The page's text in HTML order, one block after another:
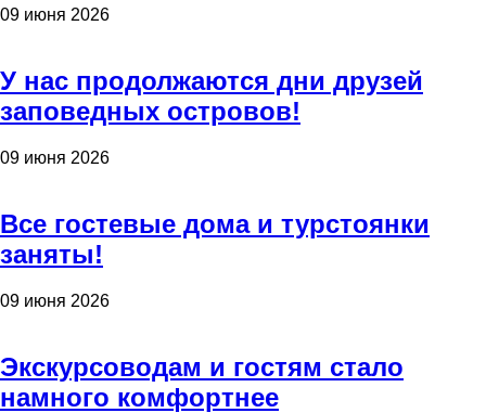
09 июня 2026
У нас продолжаются дни друзей
заповедных островов!
09 июня 2026
Все гостевые дома и турстоянки
заняты!
09 июня 2026
Экскурсоводам и гостям стало
намного комфортнее